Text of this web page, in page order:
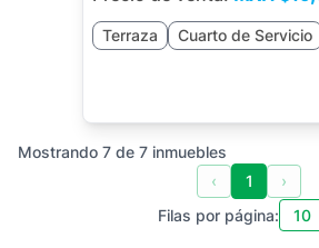
Terraza Cuarto de Servicio
Mostrando 7 de 7 inmuebles
‹
1
›
Filas por página: